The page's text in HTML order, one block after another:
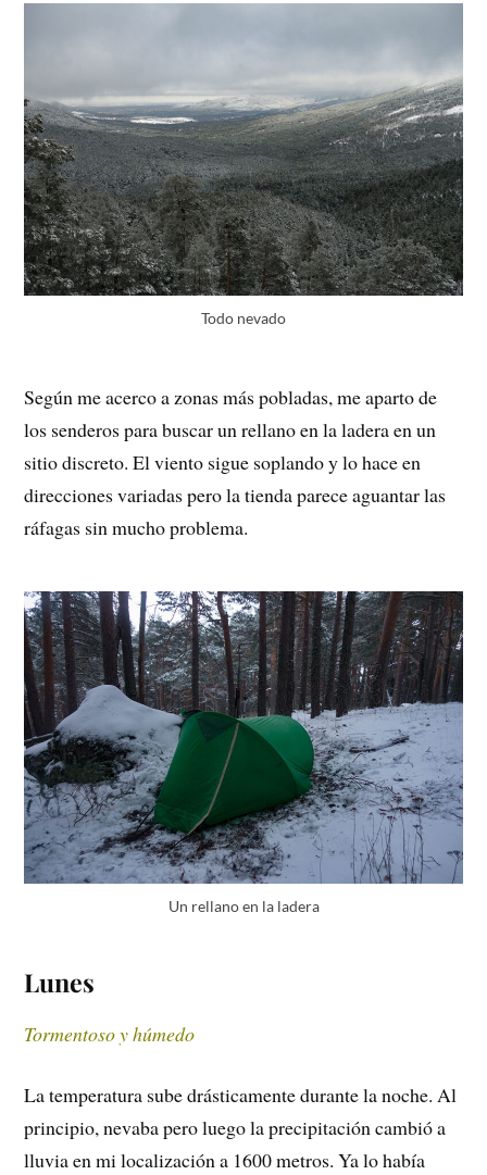
Todo nevado
Según me acerco a zonas más pobladas, me aparto de
los senderos para buscar un rellano en la ladera en un
sitio discreto. El viento sigue soplando y lo hace en
direcciones variadas pero la tienda parece aguantar las
ráfagas sin mucho problema.
Un rellano en la ladera
Lunes
Tormentoso y húmedo
La temperatura sube drásticamente durante la noche. Al
principio, nevaba pero luego la precipitación cambió a
lluvia en mi localización a 1600 metros. Ya lo había